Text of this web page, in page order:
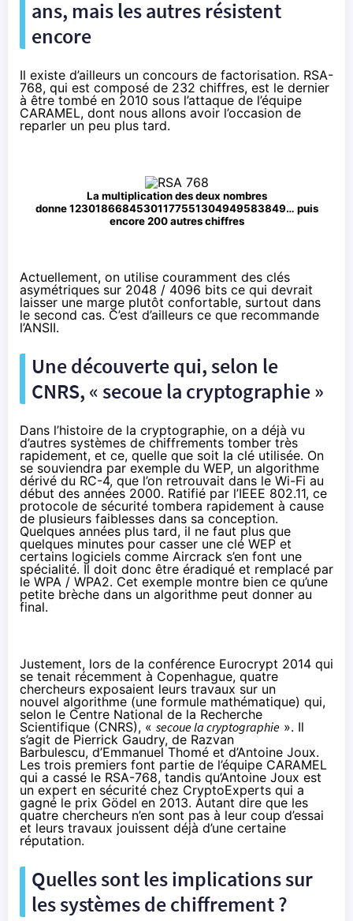
ans, mais les autres résistent
encore
Il existe d’ailleurs un concours de factorisation. RSA-
768, qui est composé de 232 chiffres, est le dernier
à être tombé en 2010 sous l’attaque de l’équipe
CARAMEL, dont nous allons avoir l’occasion de
reparler un peu plus tard.
La multiplication des deux nombres
donne 12301866845301177551304949583849… puis
encore 200 autres chiffres
Actuellement, on utilise couramment des clés
asymétriques sur 2048 / 4096 bits ce qui devrait
laisser une marge plutôt confortable, surtout dans
le second cas. C’est d’ailleurs ce que recommande
l’ANSII.
Une découverte qui, selon le
CNRS, « secoue la cryptographie »
Dans l’histoire de la cryptographie, on a déjà vu
d’autres systèmes de chiffrements tomber très
rapidement, et ce, quelle que soit la clé utilisée. On
se souviendra par exemple du WEP, un algorithme
dérivé du RC-4, que l’on retrouvait dans le Wi-Fi au
début des années 2000. Ratifié par l’IEEE 802.11, ce
protocole de sécurité tombera rapidement à cause
de plusieurs faiblesses dans sa conception.
Quelques années plus tard, il ne faut plus que
quelques minutes pour casser une clé WEP et
certains logiciels comme Aircrack s’en font une
spécialité. Il doit donc être éradiqué et remplacé par
le WPA / WPA2. Cet exemple montre bien ce qu’une
petite brèche dans un algorithme peut donner au
final.
Justement, lors de la conférence Eurocrypt 2014 qui
se tenait récemment à Copenhague, quatre
chercheurs exposaient leurs travaux sur un
nouvel algorithme (une formule mathématique) qui,
selon le Centre National de la Recherche
Scientifique (CNRS), « secoue la cryptographie ». Il
s’agit de Pierrick Gaudry, de Razvan
Barbulescu, d’Emmanuel Thomé et d’Antoine Joux.
Les trois premiers font partie de l’équipe CARAMEL
qui a cassé le RSA-768, tandis qu’Antoine Joux est
un expert en sécurité chez CryptoExperts qui a
gagné le prix Gödel en 2013. Autant dire que les
quatre chercheurs n’en sont pas à leur coup d’essai
et leurs travaux jouissent déjà d’une certaine
réputation.
Quelles sont les implications sur
les systèmes de chiffrement ?